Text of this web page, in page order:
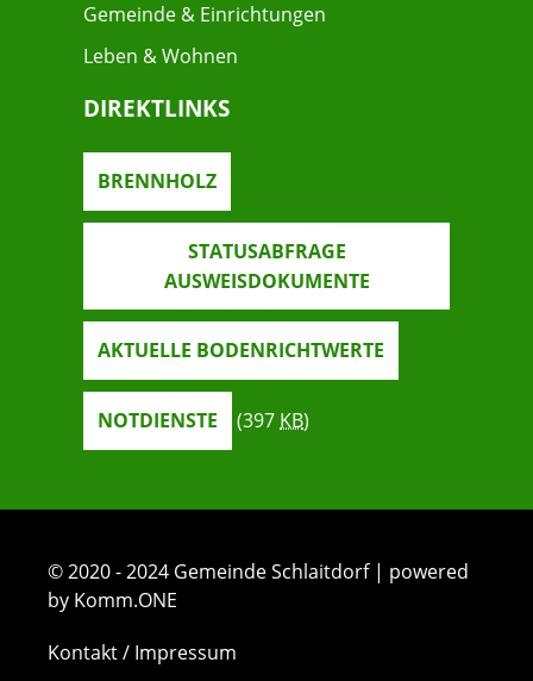
Gemeinde & Einrichtungen
Leben & Wohnen
DIREKTLINKS
BRENNHOLZ
STATUSABFRAGE
AUSWEISDOKUMENTE
AKTUELLE BODENRICHTWERTE
NOTDIENSTE (397 KB)
© 2020 - 2024 Gemeinde Schlaitdorf | powered
by Komm.ONE
Kontakt / Impressum